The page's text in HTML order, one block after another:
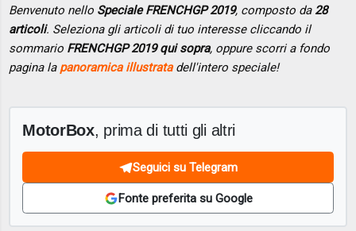
Benvenuto nello Speciale FRENCHGP 2019, composto da 28
articoli. Seleziona gli articoli di tuo interesse cliccando il
sommario FRENCHGP 2019 qui sopra, oppure scorri a fondo
pagina la panoramica illustratadell'intero speciale!
MotorBox, prima di tutti gli altri
Seguici su Telegram
Fonte preferita su Google